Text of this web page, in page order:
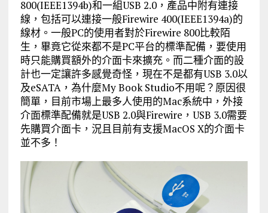
800(IEEE1394b)和一組USB 2.0，產品中附有連接
線，包括可以連接一般Firewire 400(IEEE1394a)的
線材。一般PC的使用者對於Firewire 800比較陌
生，畢竟它從來都不是PC平台的標準配備，要使用
時只能購買額外的介面卡來擴充。而二種介面的設
計也一定讓許多感覺奇怪，現在不是都有USB 3.0以
及eSATA，為什麼My Book Studio不用呢？原因很
簡單，目前市場上最多人使用的Mac系統中，外接
介面標準配備就是USB 2.0與Firewire，USB 3.0需要
先購買介面卡，況且目前有支援MacOS X的介面卡
並不多！